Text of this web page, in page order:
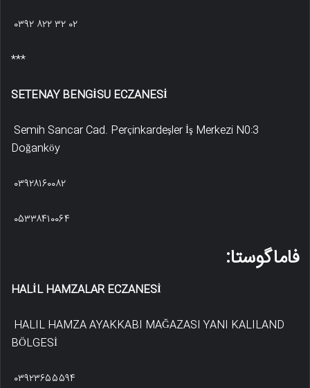
۰۳۹۲ ۸۲۲ ۳۲ ۰۲
***
SETENAY BENGİSU ECZANESİ
Semih Sancar Cad. Perçinkardeşler İş Merkezi N0:3
Doğanköy
۰۳۹۲۸۱۶۰۰۸۲
۰۵۳۳۸۴۱۰۰۶۴
فاماگوستا:
HALİL HAMZALAR ECZANESİ
HALIL HAMZA AYAKKABI MAĞAZASI YANI KALILAND
BÖLGESİ
۰۳۹۲۳۶۵۵۵۹۴